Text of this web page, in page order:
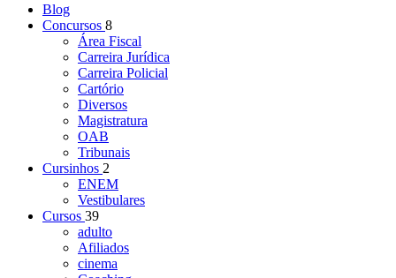
Blog
Concursos 8
Área Fiscal
Carreira Jurídica
Carreira Policial
Cartório
Diversos
Magistratura
OAB
Tribunais
Cursinhos 2
ENEM
Vestibulares
Cursos 39
adulto
Afiliados
cinema